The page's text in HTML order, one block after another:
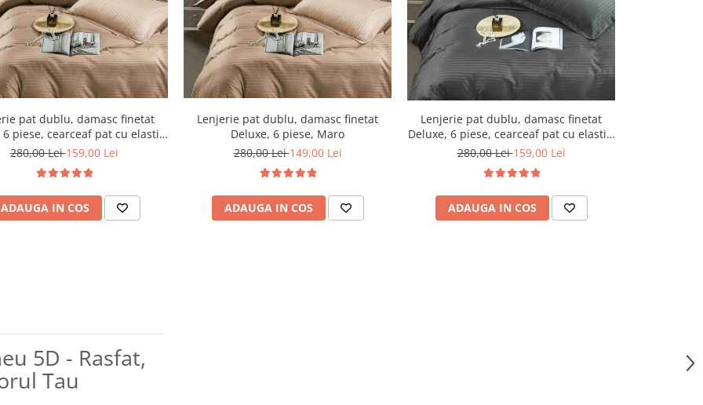
pat dublu, damasc finetat
6 piese, cearceaf pat cu elastic,
Maro
280,00 Lei159,00 Lei
ADAUGA IN COS
Lenjerie pat dublu, damasc finetat
Deluxe, 6 piese, Maro
280,00 Lei149,00 Lei
ADAUGA IN COS
Lenjerie pat dublu, damasc finetat
Deluxe, 6 piese, cearceaf pat cu elastic,
Gri Inchis
280,00 Lei159,00 Lei
ADAUGA IN COS
5D - Rasfat,
Tau